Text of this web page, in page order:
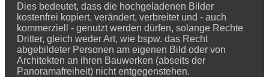
Dies bedeutet, dass die hochgeladenen Bilder
kostenfrei kopiert, verändert, verbreitet und - auch
kommerziell - genutzt werden dürfen, solange Rechte
Dritter, gleich weder Art, wie bspw. das Recht
abgebildeter Personen am eigenen Bild oder von
Architekten an ihren Bauwerken (abseits der
Panoramafreiheit) nicht entgegenstehen.